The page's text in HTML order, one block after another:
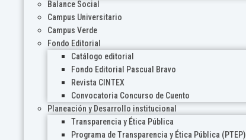
Balance Social
Campus Universitario
Campus Verde
Fondo Editorial
Catálogo editorial
Fondo Editorial Pascual Bravo
Revista CINTEX
Convocatoria Concurso de Cuento
Planeación y Desarrollo institucional
Transparencia y Ética Pública
Programa de Transparencia y Ética Pública (PTEP)